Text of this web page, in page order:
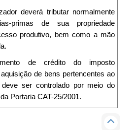
deverá tributar normalmente
primas de sua propriedade
produtivo, bem como a mão
de crédito do imposto
de bens pertencentes ao
deve ser controlado por meio do
Portaria CAT-25/2001.